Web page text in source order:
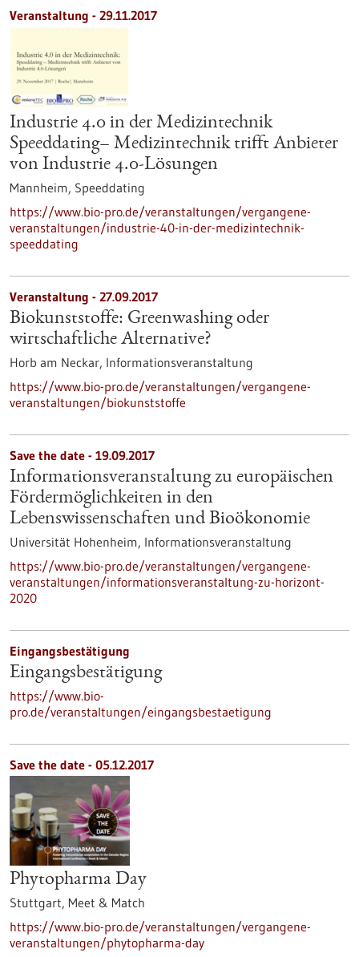
Veranstaltung - 29.11.2017
Industrie 4.0 in der Medizintechnik
Speeddating– Medizintechnik trifft Anbieter
von Industrie 4.0-Lösungen
Mannheim, Speeddating
https://www.bio-pro.de/veranstaltungen/vergangene-
veranstaltungen/industrie-40-in-der-medizintechnik-
speeddating
Veranstaltung - 27.09.2017
Biokunststoffe: Greenwashing oder
wirtschaftliche Alternative?
Horb am Neckar, Informationsveranstaltung
https://www.bio-pro.de/veranstaltungen/vergangene-
veranstaltungen/biokunststoffe
Save the date - 19.09.2017
Informationsveranstaltung zu europäischen
Fördermöglichkeiten in den
Lebenswissenschaften und Bioökonomie
Universität Hohenheim, Informationsveranstaltung
https://www.bio-pro.de/veranstaltungen/vergangene-
veranstaltungen/informationsveranstaltung-zu-horizont-
2020
Eingangsbestätigung
Eingangsbestätigung
https://www.bio-
pro.de/veranstaltungen/eingangsbestaetigung
Save the date - 05.12.2017
Phytopharma Day
Stuttgart, Meet & Match
https://www.bio-pro.de/veranstaltungen/vergangene-
veranstaltungen/phytopharma-day